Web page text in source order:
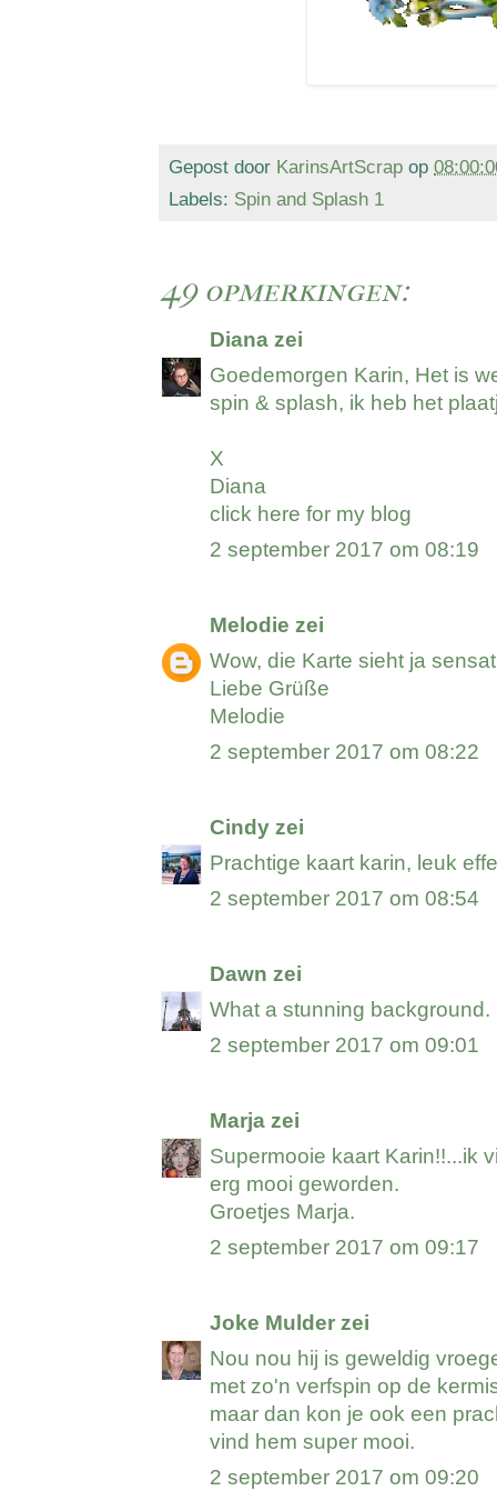
Gepost door KarinsArtScrap op
Labels: Spin and Splash 1
49 opmerkingen:
Diana zei
Goedemorgen Karin, Het is
spin & splash, ik heb het
X
Diana
click here for my blog
2 september 2017 om 08:19
Melodie zei
Wow, die Karte sieht ja
Liebe Grüße
Melodie
2 september 2017 om 08:22
Cindy zei
Prachtige kaart karin, leuk
2 september 2017 om 08:54
Dawn zei
What a stunning
2 september 2017 om 09:01
Marja zei
Supermooie kaart Karin!!...ik
erg mooi geworden.
Groetjes Marja.
2 september 2017 om 09:17
Joke Mulder zei
Nou nou hij is geweldig
met zo'n verfspin op de
maar dan kon je ook een
vind hem super mooi.
2 september 2017 om 09:20